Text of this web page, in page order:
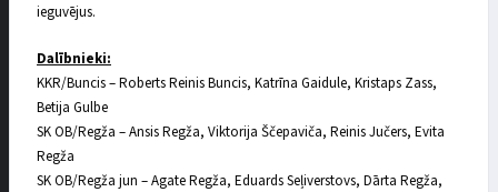
ieguvējus.
Dalībnieki:
KKR/Buncis – Roberts Reinis Buncis, Katrīna Gaidule, Kristaps Zass,
Betija Gulbe
SK OB/Regža – Ansis Regža, Viktorija Ščepaviča, Reinis Jučers, Evita
Regža
SK OB/Regža jun – Agate Regža, Eduards Seļiverstovs, Dārta Regža,